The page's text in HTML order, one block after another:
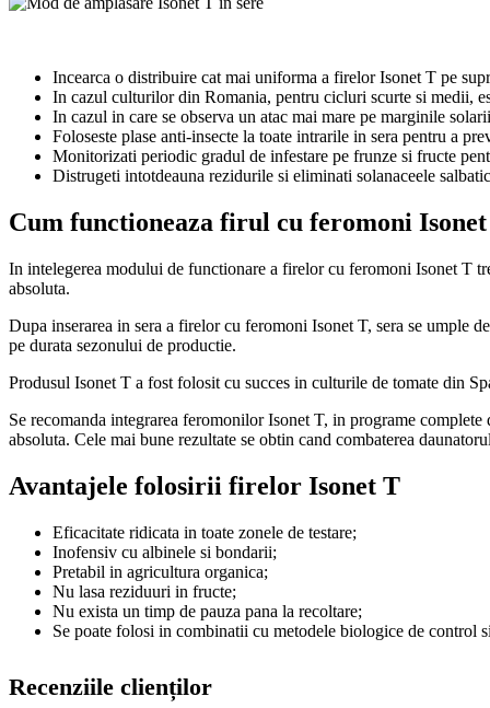
Incearca o distribuire cat mai uniforma a firelor Isonet T pe
In cazul culturilor din Romania, pentru cicluri scurte si medii,
In cazul in care se observa un atac mai mare pe marginile
Foloseste plase anti-insecte la toate intrarile in sera pentru a
Monitorizati periodic gradul de infestare pe frunze si fructe
Distrugeti intotdeauna rezidurile si eliminati solanaceele
Cum functioneaza firul cu feromoni
In intelegerea modului de functionare a firelor cu feromoni Isonet T
absoluta.
Dupa inserarea in sera a firelor cu feromoni Isonet T, sera se umple
pe durata sezonului de productie.
Produsul Isonet T a fost folosit cu succes in culturile de tomate din
Se recomanda integrarea feromonilor Isonet T, in programe
absoluta. Cele mai bune rezultate se obtin cand combaterea
Avantajele folosirii firelor Isonet T
Eficacitate ridicata in toate zonele de testare;
Inofensiv cu albinele si bondarii;
Pretabil in agricultura organica;
Nu lasa reziduuri in fructe;
Nu exista un timp de pauza pana la recoltare;
Se poate folosi in combinatii cu metodele biologice de control
Recenziile clienților